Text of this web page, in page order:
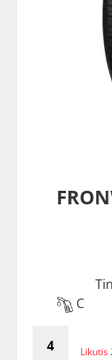
C
Likutis